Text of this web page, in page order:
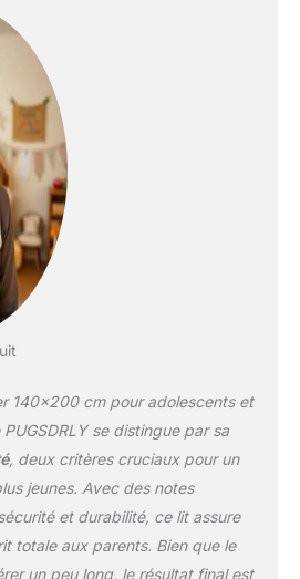
est fabriqué à partir d'un
cadre en fer solide pour
garantir la stabilité et la
durabilité, et les lits
supérieur et inférieur
peuvent chacun
supporter jusqu'à 120
kg. Sécurité : Le lit
superposé supérieur est
équipé de barrières de
sécurité d'une hauteur
sécurité des enfants
lorsqu'ils dorment sur le
lit supérieur. Gain de
place : en tant que lit
superposé, ce lit en
métal a une forme carrée
et une construction
robuste. Il peut accueillir
140×200 cm pour adolescents et
se distingue par sa
, deux critères cruciaux pour un
jeunes. Avec des notes
et durabilité, ce lit assure
totale aux parents. Bien que le
un peu long, le résultat final est